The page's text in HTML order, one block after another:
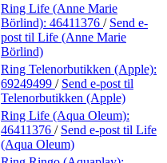
Ring Life (Anne Marie
Börlind): 46411376 / Send e-
post til Life (Anne Marie
Börlind)
Ring Telenorbutikken (Apple):
69249499 / Send e-post til
Telenorbutikken (Apple)
Ring Life (Aqua Oleum):
46411376 / Send e-post til Life
(Aqua Oleum)